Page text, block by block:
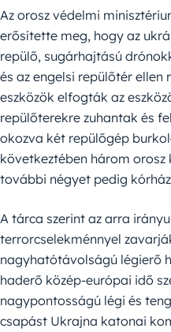
Az orosz védelmi
erősítette meg, hogy az
repülő, sugárhajtású
és az engelsi repülőtér ellen
eszközök elfogták az
repülőterekre zuhantak és
okozva két repülőgép
következtében három
további négyet pedig
A tárca szerint az arra
terrorcselekménnyel
nagyhatótávolságú légierő
haderő közép-európai idő
nagypontosságú légi és
csapást Ukrajna katonai